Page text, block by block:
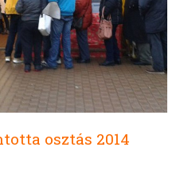
osztás 2014